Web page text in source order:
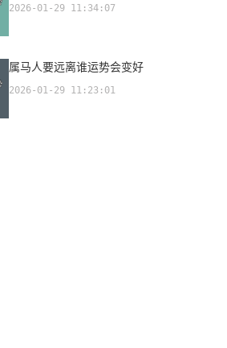
2026-01-29 11:34:07
属马人要远离谁运势会变好
2026-01-29 11:23:01